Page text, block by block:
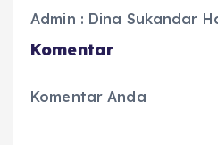
Admin : Dina Sukandar
Komentar
Komentar Anda